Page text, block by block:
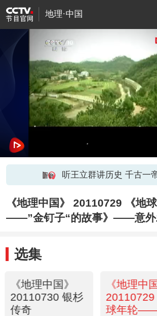
地理·中国
听王立群讲历史 千古一
《地理中国》 20110729 《地
——”金钉子“的故事》——意外
选集
《地理中国》
20110730 银杉
传奇
《地理中
20110729
球年轮